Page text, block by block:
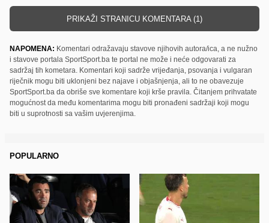
PRIKAŽI STRANICU KOMENTARA (1)
NAPOMENA: Komentari odražavaju stavove njihovih autora/ica, a ne nužno
i stavove portala SportSport.ba te portal ne može i neće odgovarati za
sadržaj tih kometara. Komentari koji sadrže vrijeđanja, psovanja i vulgaran
riječnik mogu biti uklonjeni bez najave i objašnjenja, ali to ne obavezuje
SportSport.ba da obriše sve komentare koji krše pravila. Čitanjem prihvatate
mogućnost da među komentarima mogu biti pronađeni sadržaji koji mogu
biti u suprotnosti sa vašim uvjerenjima.
POPULARNO